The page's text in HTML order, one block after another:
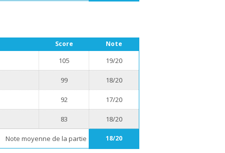
Score Note
105 19/20
99 18/20
92 17/20
83 18/20
Note moyenne de la partie 18/20